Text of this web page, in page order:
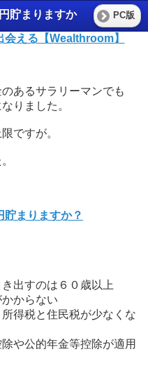
貯まりますか PC版
える【Wealthroom】
あるサラリーマンでも
りました。
ですが。
貯まりますか？
出すのは６０歳以上
からない
得税と住民税が少なくな
や公的年金等控除が適用